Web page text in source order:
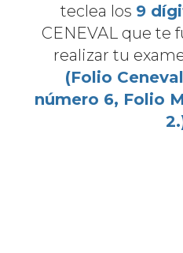
teclea los 9
CENEVAL que te
realizar tu
(Folio
número 6, Folio